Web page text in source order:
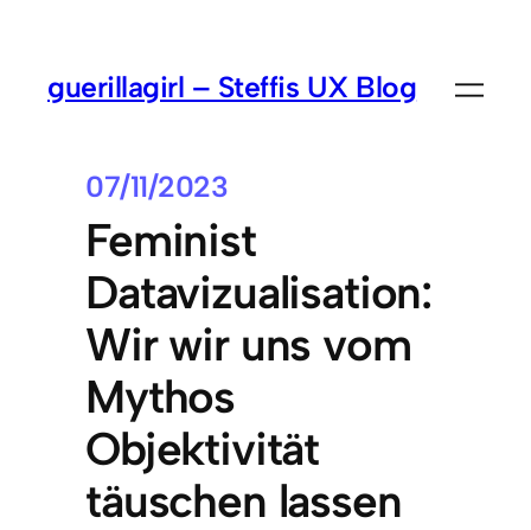
guerillagirl – Steffis UX Blog
07/11/2023
Feminist
Datavizualisation:
Wir wir uns vom
Mythos
Objektivität
täuschen lassen